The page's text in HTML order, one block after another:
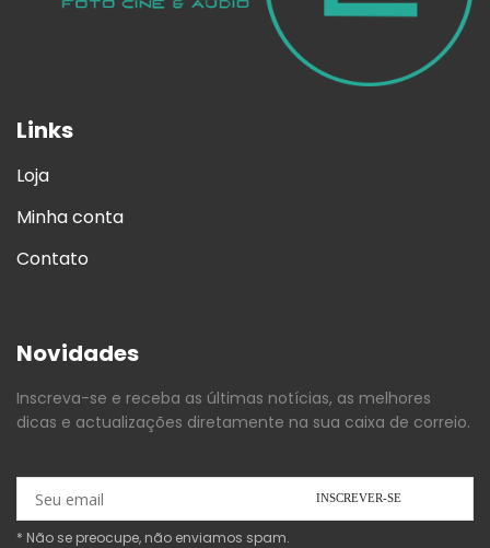
Links
Loja
Minha conta
Contato
Novidades
Inscreva-se e receba as últimas notícias, as melhores
dicas e actualizações diretamente na sua caixa de correio.
* Não se preocupe, não enviamos spam.